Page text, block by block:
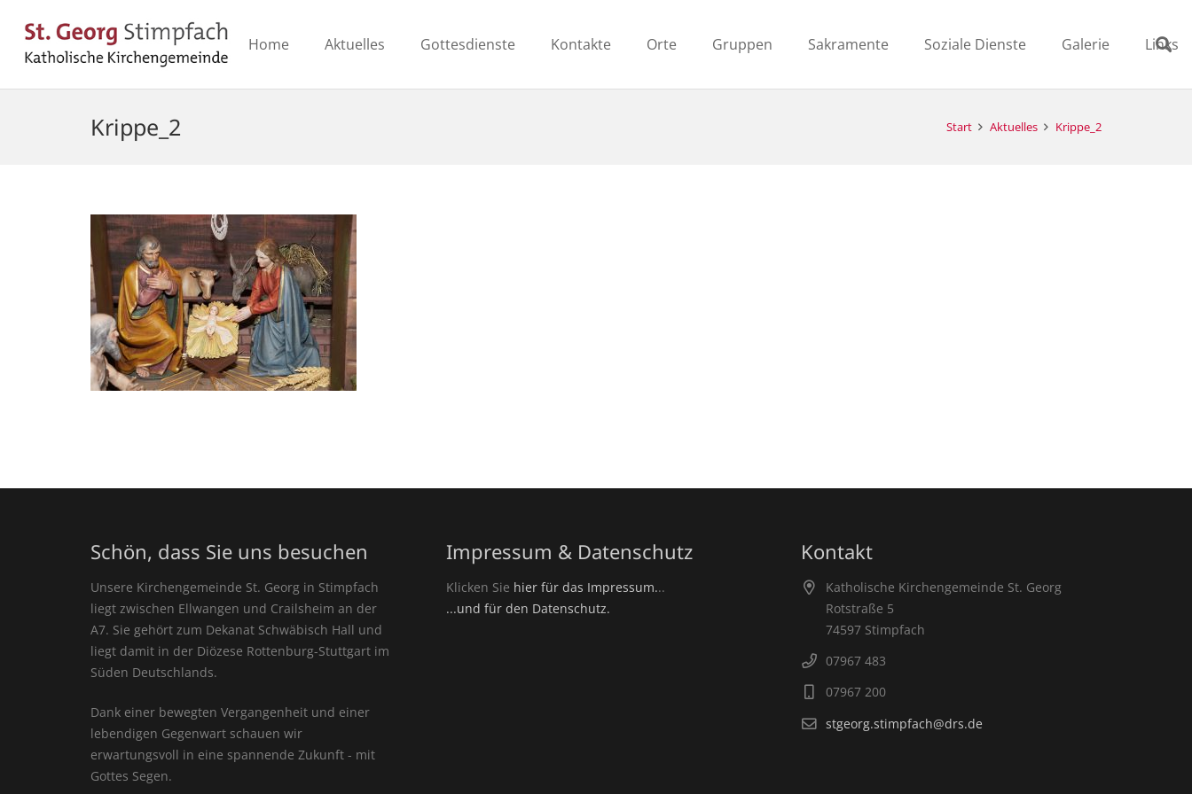
Home Aktuelles Gottesdienste Kontakte Orte Gruppen Sakramente Soziale Dienste Galerie Links
Krippe_2 Start Aktuelles Krippe_2
Schön, dass Sie uns besuchen
Unsere Kirchengemeinde St. Georg in Stimpfach
liegt zwischen Ellwangen und Crailsheim an der
A7. Sie gehört zum Dekanat Schwäbisch Hall und
liegt damit in der Diözese Rottenburg-Stuttgart im
Süden Deutschlands.
Dank einer bewegten Vergangenheit und einer
lebendigen Gegenwart schauen wir
erwartungsvoll in eine spannende Zukunft - mit
Gottes Segen.
Impressum & Datenschutz
Klicken Sie hier für das Impressum...
...und für den Datenschutz.
Kontakt
Katholische Kirchengemeinde St. Georg
Rotstraße 5
74597 Stimpfach
07967 483
07967 200
stgeorg.stimpfach@drs.de